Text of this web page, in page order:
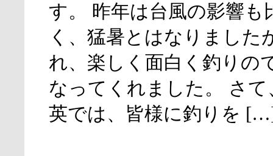
す。 昨年は台風の影響も
く、猛暑とはなりました
れ、楽しく面白く釣りの
なってくれました。 さて
英では、皆様に釣りを